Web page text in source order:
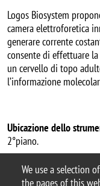
We use a selection
the pages of this
Logos Biosystem
camera elettroforetica
generare corrente
consente di effettuare
un cervello di topo
l’informazione
Ubicazione dello
2°piano.
Per informazioni:
02.6448.3345